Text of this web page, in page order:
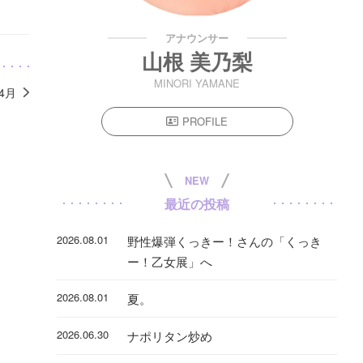
月
アナウンサー
山根 美乃梨
MINORI YAMANE
PROFILE
NEW
最近の投稿
2026.08.01
野性爆弾くっきー！さんの「くっき
ー！乙女展」へ
2026.08.01 夏。
2026.06.30 ナポリタン炒め